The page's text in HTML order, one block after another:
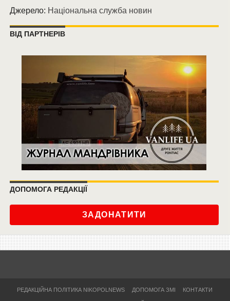
Джерело: Національна служба новин
ВІД ПАРТНЕРІВ
ДОПОМОГА РЕДАКЦІЇ
ЗАДОНАТИТИ
РЕДАКЦІЙНА ПОЛІТИКА NIKOPOLNEWS ДОПОМОГА ЗМІ КОНТАКТИ